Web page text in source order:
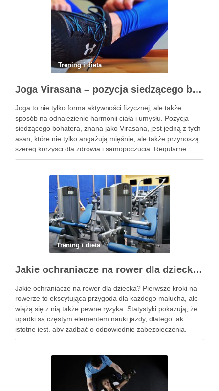
Trening i dieta
Joga Virasana – pozycja siedzącego bohatera i jej korzyści
Joga to nie tylko forma aktywności fizycznej, ale także
sposób na odnalezienie harmonii ciała i umysłu. Pozycja
siedzącego bohatera, znana jako Virasana, jest jedną z tych
asan, które nie tylko angażują mięśnie, ale także przynoszą
szereg korzyści dla zdrowia i samopoczucia. Regularne
praktykowanie tej pozycji może poprawić elastyczność
Trening i dieta
Jakie ochraniacze na rower dla dziecka wybrać? Praktyczny poradnik
Jakie ochraniacze na rower dla dziecka? Pierwsze kroki na
rowerze to ekscytująca przygoda dla każdego malucha, ale
wiążą się z nią także pewne ryzyka. Statystyki pokazują, że
upadki są częstym elementem nauki jazdy, dlatego tak
istotne jest, aby zadbać o odpowiednie zabezpieczenia.
Ochraniacze na rower dla dzieci stanowią kluczowy element